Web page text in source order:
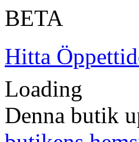
BETA
Hitta
Loading
Denna butik